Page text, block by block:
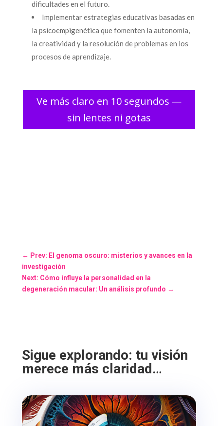
dificultades en el futuro.
Implementar estrategias educativas basadas en
la psicoempigenética que fomenten la autonomía,
la creatividad y la resolución de problemas en los
procesos de aprendizaje.
Ve más claro en 10 segundos —
sin lentes ni gotas
← Prev: El genoma oscuro: misterios y avances en la
investigación
Next: Cómo influye la personalidad en la
degeneración macular: Un análisis profundo →
Sigue explorando: tu visión
merece más claridad…